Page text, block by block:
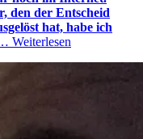
den der Entscheid
hat, habe ich
Weiterlesen